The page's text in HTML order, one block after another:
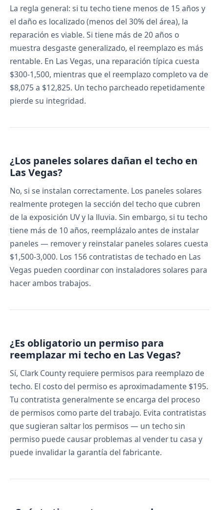
La regla general: si tu techo tiene menos de 15 años y
el daño es localizado (menos del 30% del área), la
reparación es viable. Si tiene más de 20 años o
muestra desgaste generalizado, el reemplazo es más
rentable. En Las Vegas, una reparación típica cuesta
$300-1,500, mientras que el reemplazo completo va de
$8,075 a $12,825. Un techo parcheado repetidamente
pierde su integridad.
¿Los paneles solares dañan el techo en
Las Vegas?
No, si se instalan correctamente. Los paneles solares
realmente protegen la sección del techo que cubren
de la exposición UV y la lluvia. Sin embargo, si tu techo
tiene más de 10 años, reemplázalo antes de instalar
paneles — remover y reinstalar paneles solares cuesta
$1,500-3,000. Los 156 contratistas de techado en Las
Vegas pueden coordinar con instaladores solares para
hacer ambos trabajos.
¿Es obligatorio un permiso para
reemplazar mi techo en Las Vegas?
Sí, Clark County requiere permisos para reemplazo de
techo. El costo del permiso es aproximadamente $195.
Tu contratista generalmente se encarga del proceso
de permisos como parte del trabajo. Evita contratistas
que sugieran saltar los permisos — un techo sin
permiso puede causar problemas al vender tu casa y
puede invalidar la garantía del fabricante.